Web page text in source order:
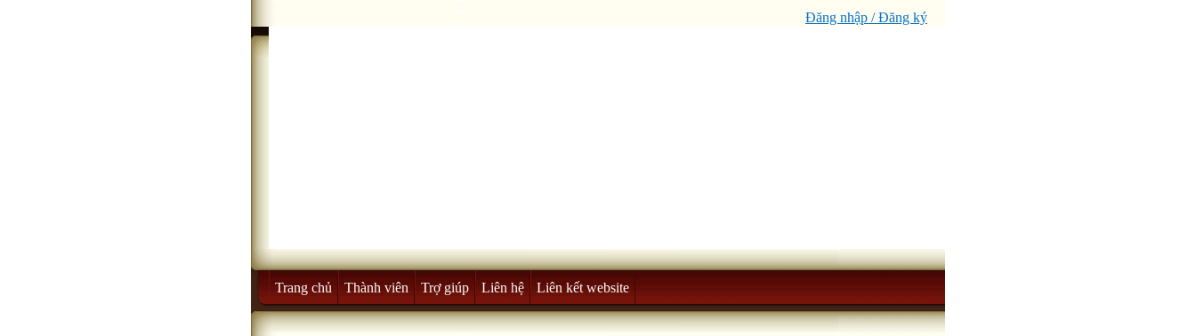
Đăng nhập / Đăng ký
Trang chủ Thành viên Trợ giúp Liên hệ Liên kết website